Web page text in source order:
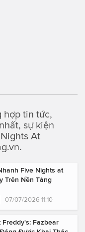
hợp tin tức,
sự kiện
At
Five Nights at
Trên Nền Tảng
07/07/2026 11:10
Freddy's: Fazbear